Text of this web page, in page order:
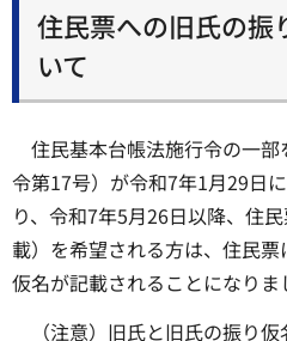
住民票への旧氏の振
いて
住民基本台帳法施行令の一
令第17号）が令和7年1月29日
り、令和7年5月26日以降、住
載）を希望される方は、住民
仮名が記載されることになりま
（注意）旧氏と旧氏の振り